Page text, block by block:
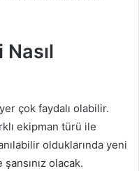
çok faydalı olabilir.
ekipman türü ile
olduklarında yeni
olacak.